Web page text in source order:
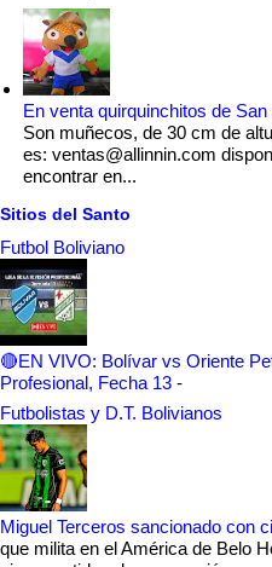
En venta quirquinchitos de
Son muñecos, de 30 cm de
es: ventas@allinnin.com
encontrar en...
Sitios del Santo
Futbol Boliviano
🔴EN VIVO: Bolívar vs Oriente
Profesional, Fecha 13 -
Futbolistas y D.T. Bolivianos
Miguel Terceros sancionado con
que milita en el América de Belo